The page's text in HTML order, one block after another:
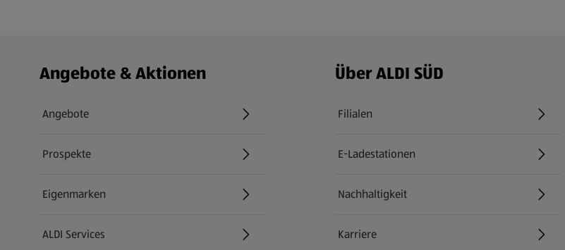
Fußzeilenmenü - weitere Links
Angebote & Aktionen
Angebote
Prospekte
Eigenmarken
ALDI Services
Über ALDI SÜD
Filialen
E-Ladestationen
Nachhaltigkeit
Karriere